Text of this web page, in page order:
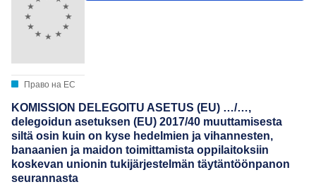
Право на ЕС
KOMISSION DELEGOITU ASETUS (EU) …/…,
delegoidun asetuksen (EU) 2017/40 muuttamisesta
siltä osin kuin on kyse hedelmien ja vihannesten,
banaanien ja maidon toimittamista oppilaitoksiin
koskevan unionin tukijärjestelmän täytäntöönpanon
seurannasta